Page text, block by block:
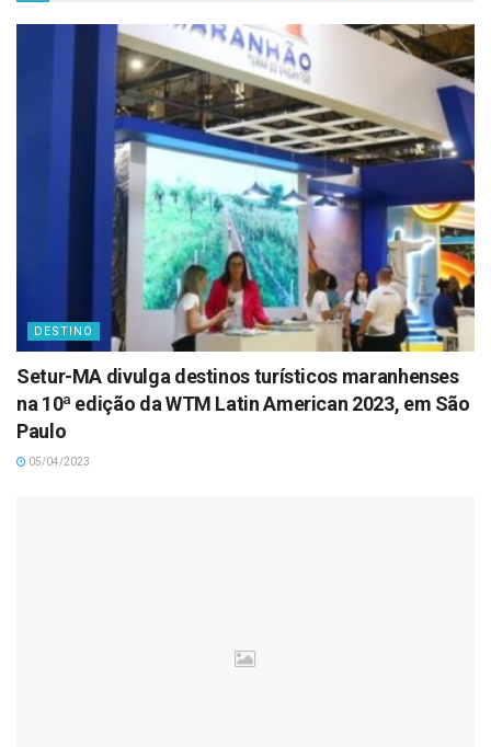
DESTINO
Setur-MA divulga destinos turísticos maranhenses
na 10ª edição da WTM Latin American 2023, em São
Paulo
05/04/2023